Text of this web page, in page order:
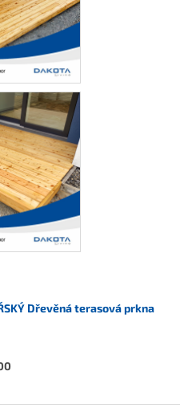
Dřevěná terasová prkna